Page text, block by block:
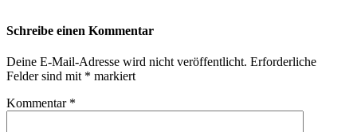
Schreibe einen Kommentar
Deine E-Mail-Adresse wird nicht veröffentlicht. Erforderliche
Felder sind mit * markiert
Kommentar *